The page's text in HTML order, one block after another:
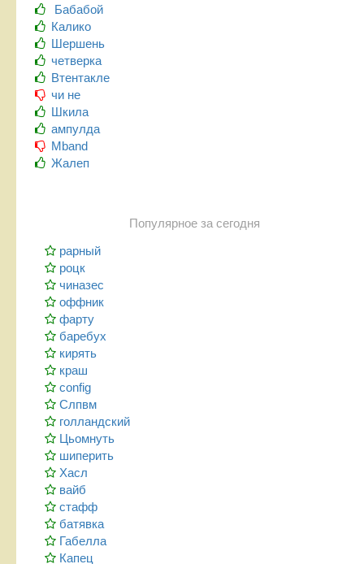
Бабабой
Калико
Шершень
четверка
Втентакле
чи не
Шкила
ампулда
Mband
Жалеп
Популярное за сегодня
рарный
роцк
чиназес
оффник
фарту
баребух
кирять
краш
config
Слпвм
голландский
Цьомнуть
шиперить
Хасл
вайб
стафф
батявка
Габелла
Капец